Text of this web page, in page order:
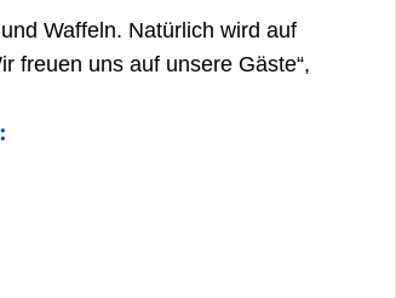
Waffeln. Natürlich wird auf
freuen uns auf unsere Gäste“,